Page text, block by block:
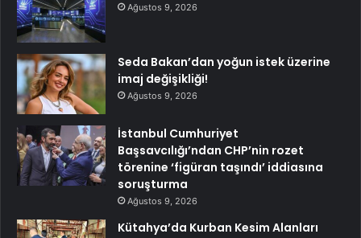
Ağustos 9, 2026
Seda Bakan’dan yoğun istek üzerine
imaj değişikliği!
Ağustos 9, 2026
İstanbul Cumhuriyet
Başsavcılığı’ndan CHP’nin rozet
törenine ‘figüran taşındı’ iddiasına
soruşturma
Ağustos 9, 2026
Kütahya’da Kurban Kesim Alanları